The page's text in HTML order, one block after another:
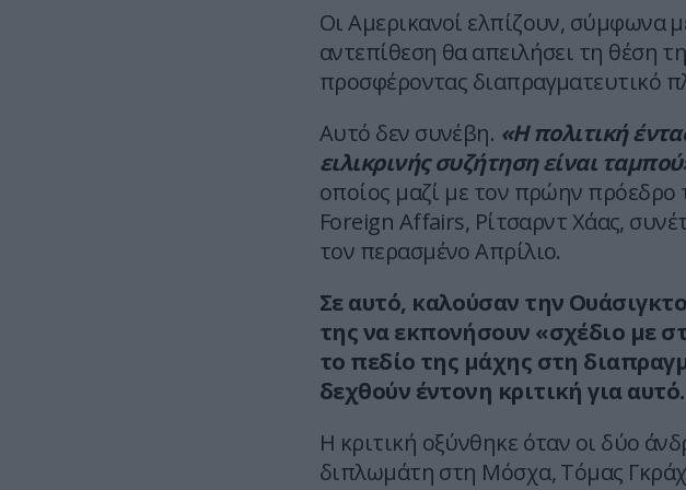
Οι Αμερικανοί ελπίζουν, σύμφωνα
αντεπίθεση θα απειλήσει τη θέση
προσφέροντας διαπραγματευτικό
Αυτό δεν συνέβη. «Η πολιτική
ειλικρινής συζήτηση είναι
οποίος μαζί με τον πρώην πρόεδρο
Foreign Affairs, Ρίτσαρντ Χάας,
τον περασμένο Απρίλιο.
Σε αυτό, καλούσαν την
της να εκπονήσουν «σχέδιο με
το πεδίο της μάχης στη
δεχθούν έντονη κριτική για αυτό.
Η κριτική οξύνθηκε όταν οι δύο
διπλωμάτη στη Μόσχα, Τόμας